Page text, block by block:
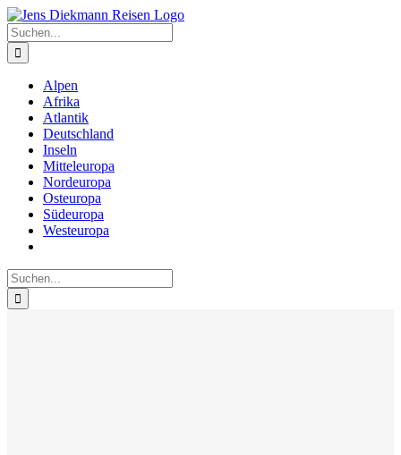
Zum
Inhalt
springen
Suche
nach:
Alpen
Afrika
Atlantik
Deutschland
Inseln
Mitteleuropa
Nordeuropa
Osteuropa
Südeuropa
Westeuropa
Suche
nach: